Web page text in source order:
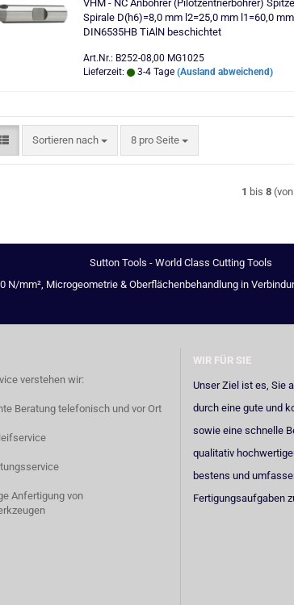
VHM - NC Anbohrer (Pilotzentrierbohrer)
Spirale D(h6)=8,0 mm l2=25,0 mm l1=60,0
DIN6535HB TiAlN beschichtet
Art.Nr.: B252-08,00 MG1025
Lieferzeit:
3-4 Tage (Ausland abweichend)
Sortieren nach
Sortieren nach 8 pro Seite
pro Seite
1 bis8
Sutton Tools - World Class Cutting Tools
mm², Microgeometrie & Oberflächenbehandlung in
verstehen wir:
Beratung telefonisch und vor Ort
Anfertigung von
WIR FÜR SIE
Unser Ziel ist es, Sie
durch eine gute und
sowie eine schnelle
qualitativ
bestens und
Fertigungsaufgaben